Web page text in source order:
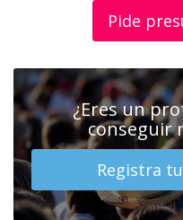
Pide
¿Eres un
conseguir
Registra